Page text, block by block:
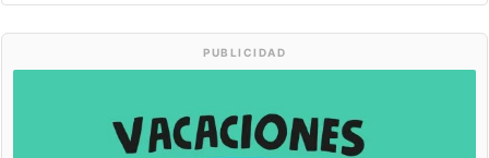
PUBLICIDAD